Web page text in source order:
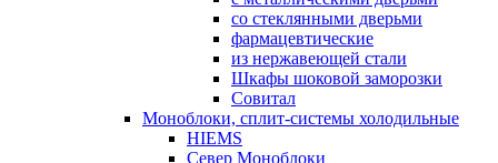
со стеклянными дверьми
фармацевтические
из нержавеющей стали
Шкафы шоковой заморозки
Совитал
Моноблоки, сплит-системы холодильные
HIEMS
Север Моноблоки